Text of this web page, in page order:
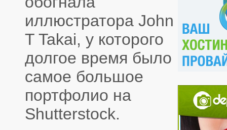
иллюстратора John
T Takai, у которого
долгое время было
самое большое
портфолио на
Shutterstock.